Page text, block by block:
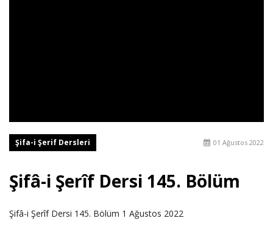
Şifa-i Şerif Dersleri 01 Ağustos 2022
Şifâ-i Şerîf Dersi 145. Bölüm
Şifâ-i Şerîf Dersi 145. Bölüm 1 Ağustos 2022